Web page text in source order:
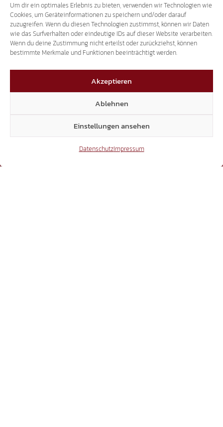
Um dir ein optimales Erlebnis zu bieten, verwenden wir Technologien wie
Cookies, um Geräteinformationen zu speichern und/oder darauf
zuzugreifen. Wenn du diesen Technologien zustimmst, können wir Daten
wie das Surfverhalten oder eindeutige IDs auf dieser Website verarbeiten.
Wenn du deine Zustimmung nicht erteilst oder zurückziehst, können
bestimmte Merkmale und Funktionen beeinträchtigt werden.
Akzeptieren
Ablehnen
Einstellungen ansehen
DatenschutzImpressum
BEWEGUNG
Laubengasse 25 | 39100 Bozen
Dienstag bis Freitag, 11.00 bis 17.00 Uhr
+39 338 334 4839
info@suedtiroler-freiheit.com